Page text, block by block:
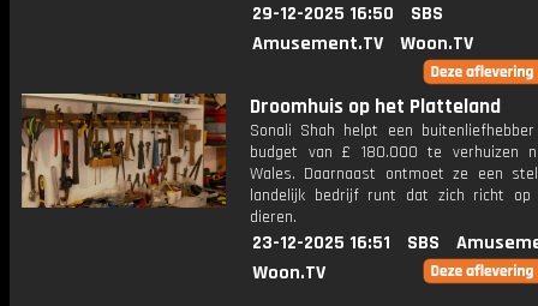
29-12-2025 16:50
SBS
Amusement.TV
Woon.TV
Droomhuis op het Platteland
Sonali Shah helpt een
budget van £ 180.000 te verhuizen
Wales. Daarnaast ontmoet ze een
landelijk bedrijf runt dat zich richt op
dieren.
23-12-2025 16:51 SBS
Woon.TV